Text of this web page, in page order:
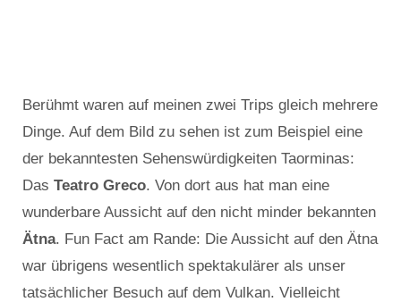
Berühmt waren auf meinen zwei Trips gleich mehrere
Dinge. Auf dem Bild zu sehen ist zum Beispiel eine
der bekanntesten Sehenswürdigkeiten Taorminas:
Das Teatro Greco. Von dort aus hat man eine
wunderbare Aussicht auf den nicht minder bekannten
Ätna. Fun Fact am Rande: Die Aussicht auf den Ätna
war übrigens wesentlich spektakulärer als unser
tatsächlicher Besuch auf dem Vulkan. Vielleicht